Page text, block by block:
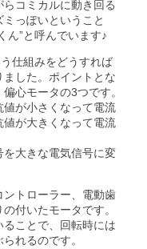
コミカルに動き回る
っぽいということ
ん”と呼んでいます♪
仕組みをどうすれば
した。ポイントとな
心モータの3つです。
が小さくなって電流
が大きくなって電流
大きな電気信号に変
トローラー、電動歯
付いたモータです。
ことで、回転時には
れるのです。